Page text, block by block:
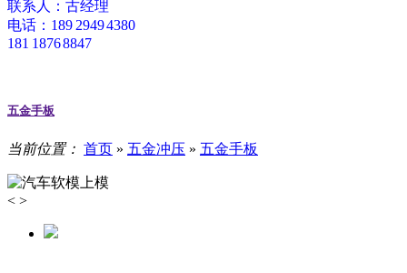
联系人：古经理
电话：189 2949 4380
181 1876 8847
五金手板
当前位置： 首页 » 五金冲压 » 五金手板
< >